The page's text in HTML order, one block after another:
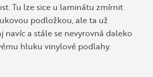
Tu lze sice u laminátu zmírnit
podložkou, ale ta už
navíc a stále se nevyrovná daleko
hluku vinylové podlahy.